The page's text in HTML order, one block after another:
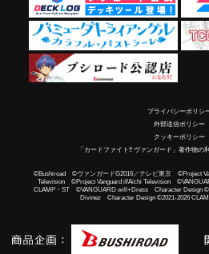
プライバシーポリシ
外部送信ポリシー
クッキーポリシー
「カードファイト!! ヴァンガード」著作物の
©Bushiroad ©ヴァンガードG2016／テレビ東京 ©Project
Television ©Project Vanguard if/Aichi Television
CLAMP・ST ©VANGUARD will+Dress Character Design
Divinez Character Design ©2021-2026